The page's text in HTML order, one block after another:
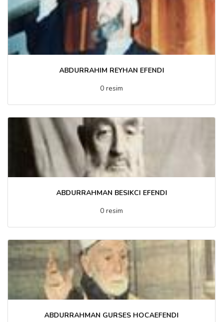
ABDURRAHIM REYHAN EFENDI
0 resim
ABDURRAHMAN BESIKCI EFENDI
0 resim
ABDURRAHMAN GURSES HOCAEFENDI